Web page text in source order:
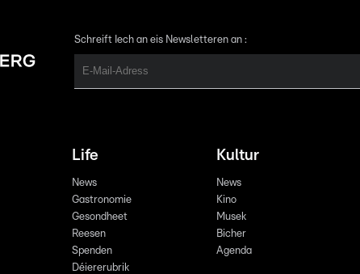
Schreift Iech an eis Newsletteren an :
Life
News
Gastronomie
Gesondheet
Reesen
Spenden
Déiererubrik
Kultur
News
Kino
Musek
Bicher
Agenda